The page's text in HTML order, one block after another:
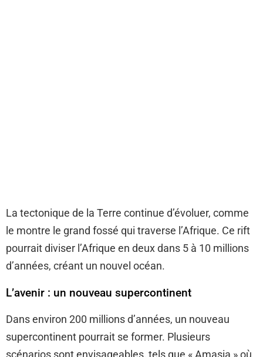
La tectonique de la Terre continue d’évoluer, comme
le montre le grand fossé qui traverse l’Afrique. Ce rift
pourrait diviser l’Afrique en deux dans 5 à 10 millions
d’années, créant un nouvel océan.
L’avenir : un nouveau supercontinent
Dans environ 200 millions d’années, un nouveau
supercontinent pourrait se former. Plusieurs
scénarios sont envisageables, tels que « Amasia » où